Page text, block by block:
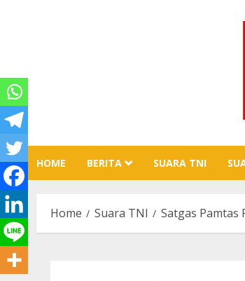
HOME BERITA SUARA TNI
Home Suara TNI Satgas Pamtas